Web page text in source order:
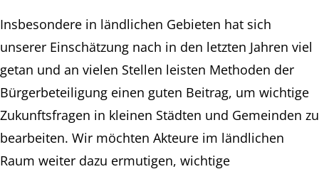
Insbesondere in ländlichen Gebieten hat sich
unserer Einschätzung nach in den letzten Jahren viel
getan und an vielen Stellen leisten Methoden der
Bürgerbeteiligung einen guten Beitrag, um wichtige
Zukunftsfragen in kleinen Städten und Gemeinden zu
bearbeiten. Wir möchten Akteure im ländlichen
Raum weiter dazu ermutigen, wichtige